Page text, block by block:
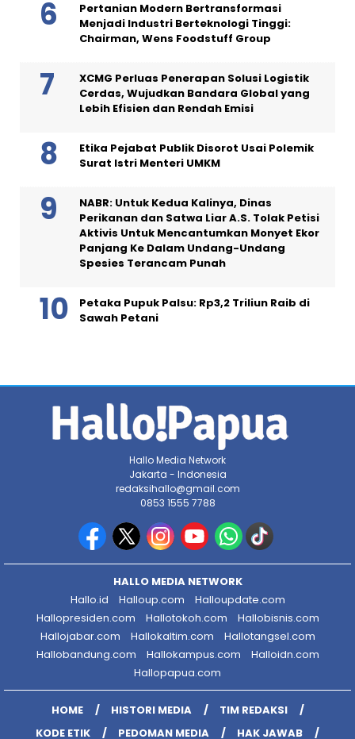
Pertanian Modern Bertransformasi
Menjadi Industri Berteknologi Tinggi:
Chairman, Wens Foodstuff Group
XCMG Perluas Penerapan Solusi Logistik
Cerdas, Wujudkan Bandara Global yang
Lebih Efisien dan Rendah Emisi
Etika Pejabat Publik Disorot Usai Polemik
Surat Istri Menteri UMKM
NABR: Untuk Kedua Kalinya, Dinas
Perikanan dan Satwa Liar A.S. Tolak Petisi
Aktivis Untuk Mencantumkan Monyet Ekor
Panjang Ke Dalam Undang-Undang
Spesies Terancam Punah
Petaka Pupuk Palsu: Rp3,2 Triliun Raib di
Sawah Petani
Hallo Media Network
Jakarta - Indonesia
redaksihallo@gmail.com
0853 1555 7788
HALLO MEDIA NETWORK
Hallo.id
Halloup.com
Halloupdate.com
Hallopresiden.com
Hallotokoh.com
Hallobisnis.com
Hallojabar.com
Hallokaltim.com
Hallotangsel.com
Hallobandung.com
Hallokampus.com
Halloidn.com
Hallopapua.com
HOME HISTORI MEDIA
TIM REDAKSI
KODE ETIK
PEDOMAN MEDIA HAK JAWAB